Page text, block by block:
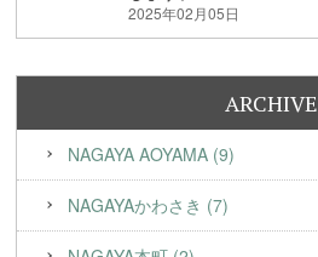
2025年02月05日
ARCHIVE
NAGAYA AOYAMA (9)
NAGAYAかわさき (7)